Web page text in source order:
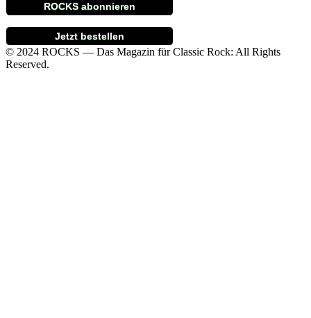
ROCKS abonnieren
Jetzt bestellen
© 2024 ROCKS — Das Magazin für Classic Rock: All Rights
Reserved.